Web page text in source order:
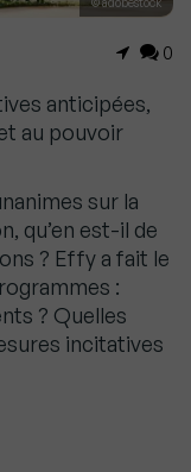
© adobestock
0
anticipées,
au pouvoir
sur la
qu’en est-il de
? Effy a fait le
:
? Quelles
incitatives